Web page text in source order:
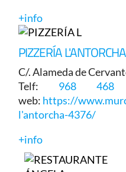
+info
PIZZERÍA L'ANTORCHA
C/. Alameda de
Telf: 968 468
web: https://
l'antorcha-4376/
+info